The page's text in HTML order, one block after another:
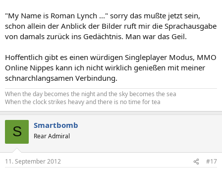
"My Name is Roman Lynch ..." sorry das mußte jetzt sein,
schon allein der Anblick der Bilder ruft mir die Sprachausgabe
von damals zurück ins Gedächtnis. Man war das Geil.
Hoffentlich gibt es einen würdigen Singleplayer Modus, MMO
Online Nippes kann ich nicht wirklich genießen mit meiner
schnarchlangsamen Verbindung.
When the day becomes the night and the sky becomes the sea
When the clock strikes heavy and there is no time for tea
S Smartbomb
Rear Admiral
11. September 2012 #17